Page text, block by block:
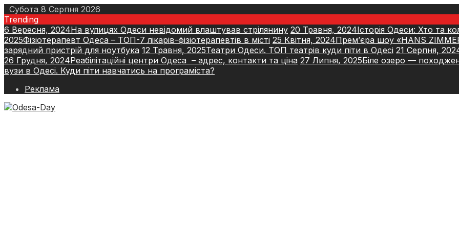
Skip
to
content
Субота 8 Серпня 2026
Trending
6 Вересня, 2024На вулицях Одеси невідомий влаштував стрілянину 20 Травня, 2024Історія Одеси: Хто та
2025Фізіотерапевт Одеса – ТОП-7 лікарів-фізіотерапевтів в місті 25 Квітня, 2024Прем’єра шоу «HANS
зарядний пристрій для ноутбука 12 Травня, 2025Театри Одеси. ТОП театрів куди піти в Одесі 21 Серпня,
26 Грудня, 2024Реабілітаційні центри Одеса – адрес, контакти та ціна 27 Липня, 2025Біле озеро —
вузи в Одесі. Куди піти навчатись на програміста?
Реклама